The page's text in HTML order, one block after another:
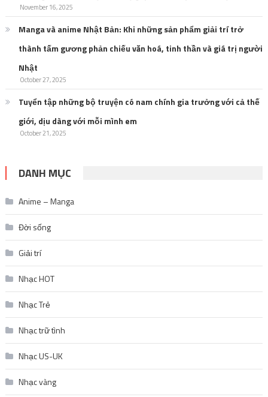
November 16, 2025
Manga và anime Nhật Bản: Khi những sản phẩm giải trí trở
thành tấm gương phản chiếu văn hoá, tinh thần và giá trị người
Nhật
October 27, 2025
Tuyển tập những bộ truyện có nam chính gia trưởng với cả thế
giới, dịu dàng với mỗi mình em
October 21, 2025
DANH MỤC
Anime – Manga
Đời sống
Giải trí
Nhạc HOT
Nhạc Trẻ
Nhạc trữ tình
Nhạc US-UK
Nhạc vàng